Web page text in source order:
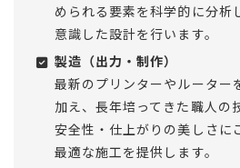
められる要素を科学的に分析
意識した設計を行います。
製造（出力・制作）
最新のプリンターやルーター
加え、長年培ってきた職人の
安全性・仕上がりの美しさに
最適な施工を提供します。